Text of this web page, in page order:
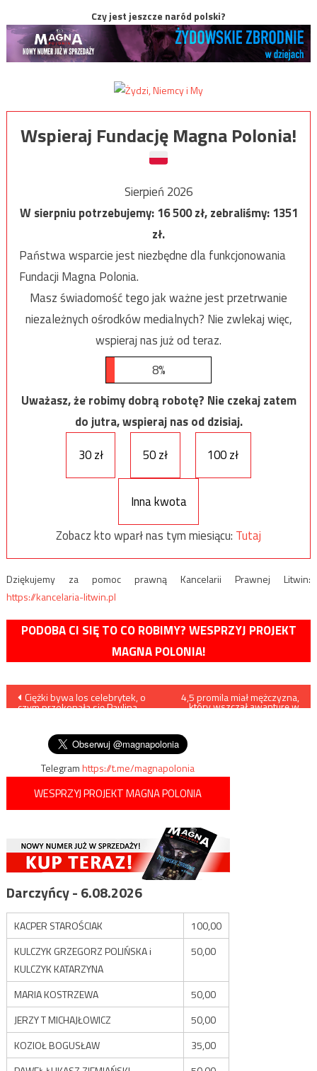
Czy jest jeszcze naród polski?
Wspieraj Fundację Magna Polonia!
Sierpień 2026
W sierpniu potrzebujemy:16 500zł, zebraliśmy:1351
zł.
Państwa wsparcie jest niezbędne dla funkcjonowania
Fundacji Magna Polonia.
Masz świadomość tego jak ważne jest przetrwanie
niezależnych ośrodków medialnych? Nie zwlekaj więc,
wspieraj nas już od teraz.
8%
Uważasz, że robimy dobrą robotę? Nie czekaj zatem
do jutra, wspieraj nas od dzisiaj.
30 zł
50 zł 100 zł
Inna kwota
Zobacz kto wparł nas tym miesiącu: Tutaj
Dziękujemy za pomoc prawną Kancelarii Prawnej Litwin:
https://kancelaria-litwin.pl
PODOBA CI SIĘ TO CO ROBIMY? WESPRZYJ PROJEKT
MAGNA POLONIA!
Nawigacja
wpisu
Ciężki bywa los celebrytek, o
czym przekonała się Paulina
4,5 promila miał mężczyzna,
który wszczął awanturę w
Telegramhttps://t.me/magnapolonia
WESPRZYJ PROJEKT MAGNA POLONIA
Darczyńcy - 6.08.2026
KACPER STAROŚCIAK
100,00
KULCZYK GRZEGORZ POLIŃSKA i
KULCZYK KATARZYNA
50,00
MARIA KOSTRZEWA
50,00
JERZY T MICHAJŁOWICZ
50,00
KOZIOŁ BOGUSŁAW
35,00